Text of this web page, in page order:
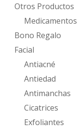
Otros Productos
Medicamentos
Bono Regalo
Facial
Antiacné
Antiedad
Antimanchas
Cicatrices
Exfoliantes